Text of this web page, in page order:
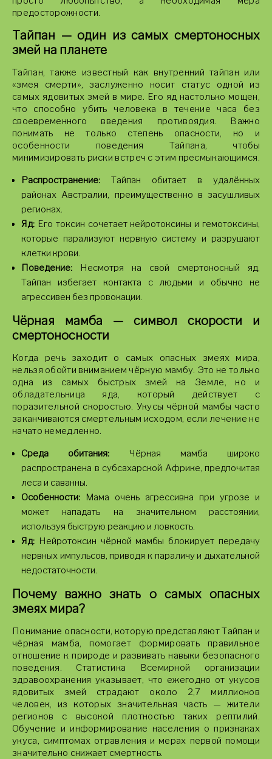
предосторожности.
Тайпан — один из самых смертоносных
змей на планете
Тайпан, также известный как внутренний тайпан или
«змея смерти», заслуженно носит статус одной из
самых ядовитых змей в мире. Его яд настолько мощен,
что способно убить человека в течение часа без
своевременного введения противоядия. Важно
понимать не только степень опасности, но и
особенности поведения Тайпана, чтобы
минимизировать риски встреч с этим пресмыкающимся.
Распространение: Тайпан обитает в удалённых
районах Австралии, преимущественно в засушливых
регионах.
Яд: Его токсин сочетает нейротоксины и гемотоксины,
которые парализуют нервную систему и разрушают
клетки крови.
Поведение: Несмотря на свой смертоносный яд,
Тайпан избегает контакта с людьми и обычно не
агрессивен без провокации.
Чёрная мамба — символ скорости и
смертоносности
Когда речь заходит о самых опасных змеях мира,
нельзя обойти вниманием чёрную мамбу. Это не только
одна из самых быстрых змей на Земле, но и
обладательница яда, который действует с
поразительной скоростью. Укусы чёрной мамбы часто
заканчиваются смертельным исходом, если лечение не
начато немедленно.
Среда обитания: Чёрная мамба широко
распространена в субсахарской Африке, предпочитая
леса и саванны.
Особенности: Мама очень агрессивна при угрозе и
может нападать на значительном расстоянии,
используя быструю реакцию и ловкость.
Яд: Нейротоксин чёрной мамбы блокирует передачу
нервных импульсов, приводя к параличу и дыхательной
недостаточности.
Почему важно знать о самых опасных
змеях мира?
Понимание опасности, которую представляют Тайпан и
чёрная мамба, помогает формировать правильное
отношение к природе и развивать навыки безопасного
поведения. Статистика Всемирной организации
здравоохранения указывает, что ежегодно от укусов
ядовитых змей страдают около 2,7 миллионов
человек, из которых значительная часть — жители
регионов с высокой плотностью таких рептилий.
Обучение и информирование населения о признаках
укуса, симптомах отравления и мерах первой помощи
значительно снижает смертность.